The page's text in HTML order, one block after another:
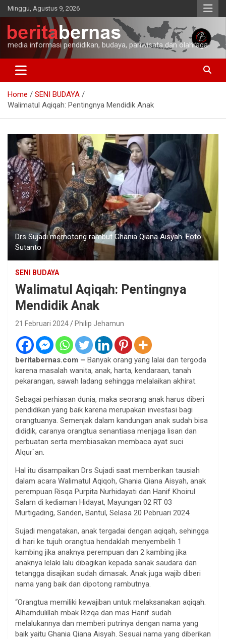
Skip
to
content
Minggu, Agustus 9, 2026
media informasi pendidikan, budaya, pariwisata dan olahraga
Home
SENI BUDAYA
Walimatul Aqiqah: Pentingnya Mendidik Anak
Drs Sujadi memotong rambut Ghania Qiana Aisyah. Foto:
Sutanto
SENI BUDAYA
Walimatul Aqiqah: Pentingnya
Mendidik Anak
21 Februari 2024 Philip Jehamun
beritabernas.com – Banyak orang yang lalai dan tergoda
karena masalah wanita, anak, harta, kendaraan, tanah
pekarangan, sawah ladang sehingga melalaikan akhirat.
Sebagai perhiasan dunia, maka seorang anak harus diberi
pendidikan yang baik karena merupakan investasi bagi
orangtuanya. Semenjak dalam kandungan anak sudah bisa
dididik, caranya orangtua senantiasa menjaga lisan dan
perbuatan serta membiasakan membaca ayat suci
Alqur`an.
Hal itu disampaikan Drs Sujadi saat memberikan tausiah
dalam acara Walimatul Aqiqoh, Ghania Qiana Aisyah, anak
perempuan Risqa Purpita Nurhidayati dan Hanif Khoirul
Salam di kediaman Hidayat, Mayungan 02 RT 03
Murtigading, Sanden, Bantul, Selasa 20 Pebruari 2024.
Sujadi mengatakan, anak tergadai dengan aqiqah, sehingga
di hari ke tujuh orangtua hendaklah menyembelih 1
kambing jika anaknya perempuan dan 2 kambing jika
anaknya lelaki lalu dibagikan kepada sanak saudara dan
tetangga disajikan sudah dimasak. Anak juga wajib diberi
nama yang baik dan dipotong rambutnya.
“Orangtua memiliki kewajiban untuk melaksanakan aqiqah.
Alhamdulillah mbak Rizqa dan mas Hanif sudah
melalukannya dan memberi putrinya dengan nama yang
baik yaitu Ghania Qiana Aisyah. Sesuai nama yang diberikan